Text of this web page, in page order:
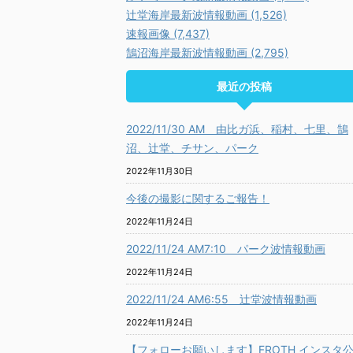
辻堂海岸最新波情報動画 (1,526)
速報画像 (7,437)
鵠沼海岸最新波情報動画 (2,795)
最近の投稿
2022/11/30 AM 由比ガ浜、稲村、七里、鵠
沼、辻堂、チサン、パーク
2022年11月30日
今後の撮影に関するご報告！
2022年11月24日
2022/11/24 AM7:10 パーク波情報動画
2022年11月24日
2022/11/24 AM6:55 辻堂波情報動画
2022年11月24日
【フォローお願いします】FROTH インスタ公